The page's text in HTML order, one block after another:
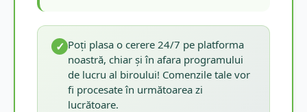
✓ Poți plasa o cerere 24/7 pe platforma
noastră, chiar și în afara programului
de lucru al biroului! Comenzile tale vor
fi procesate în următoarea zi
lucrătoare.